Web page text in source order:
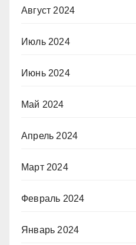
Август 2024
Июль 2024
Июнь 2024
Май 2024
Апрель 2024
Март 2024
Февраль 2024
Январь 2024